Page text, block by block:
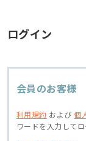
ログイン
会員のお客様
利用規約 および個
ワードを入力して